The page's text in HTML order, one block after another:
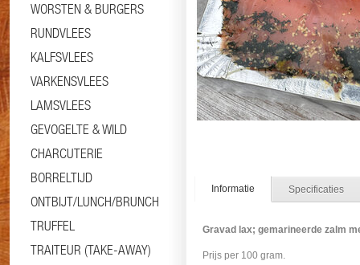
WORSTEN & BURGERS
RUNDVLEES
KALFSVLEES
VARKENSVLEES
LAMSVLEES
GEVOGELTE & WILD
CHARCUTERIE
BORRELTIJD
ONTBIJT/LUNCH/BRUNCH
TRUFFEL
TRAITEUR (TAKE-AWAY)
Informatie Specificaties
Gravad lax; gemarineerde zalm
Prijs per 100 gram.